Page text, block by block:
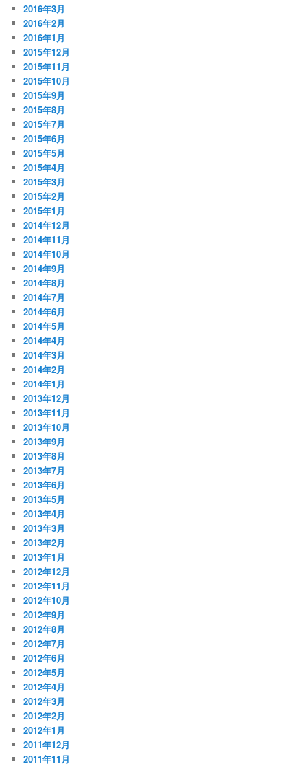
2016年3月
2016年2月
2016年1月
2015年12月
2015年11月
2015年10月
2015年9月
2015年8月
2015年7月
2015年6月
2015年5月
2015年4月
2015年3月
2015年2月
2015年1月
2014年12月
2014年11月
2014年10月
2014年9月
2014年8月
2014年7月
2014年6月
2014年5月
2014年4月
2014年3月
2014年2月
2014年1月
2013年12月
2013年11月
2013年10月
2013年9月
2013年8月
2013年7月
2013年6月
2013年5月
2013年4月
2013年3月
2013年2月
2013年1月
2012年12月
2012年11月
2012年10月
2012年9月
2012年8月
2012年7月
2012年6月
2012年5月
2012年4月
2012年3月
2012年2月
2012年1月
2011年12月
2011年11月